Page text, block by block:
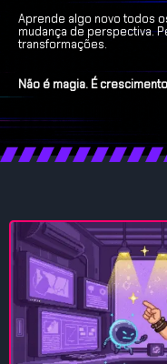
Aprende algo novo todos
mudança de perspectiva.
transformações.
Não é magia. É